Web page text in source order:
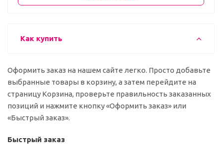
Как купить
Оформить заказ на нашем сайте легко. Просто добавьте
выбранные товары в корзину, а затем перейдите на
страницу Корзина, проверьте правильность заказанных
позиций и нажмите кнопку «Оформить заказ» или
«Быстрый заказ».
Быстрый заказ